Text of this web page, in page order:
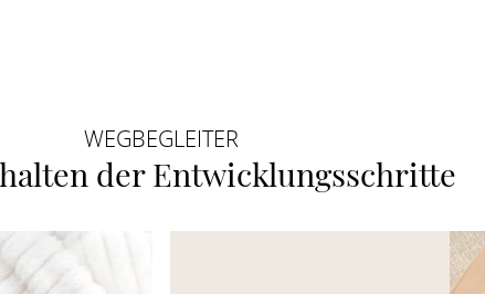
WEGBEGLEITER
der Entwicklungsschritte